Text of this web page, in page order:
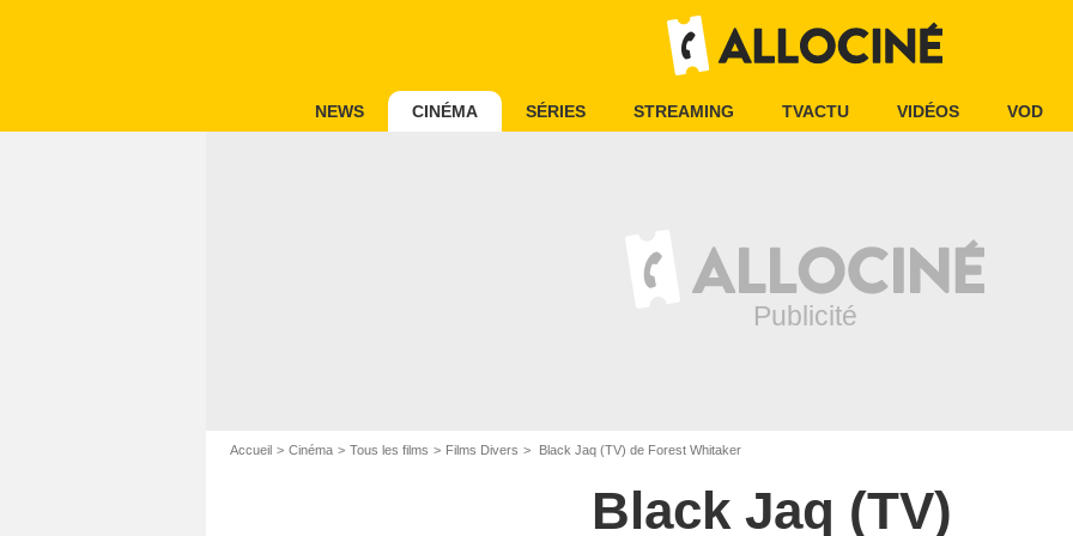
NEWS CINÉMA SÉRIES STREAMING TVACTU VIDÉOS VOD
Accueil Cinéma Tous les films Films Divers Black Jaq (TV) de Forest Whitaker
Black Jaq (TV)